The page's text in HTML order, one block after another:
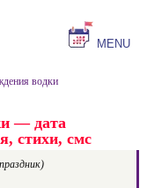
MENU
водки
— дата
стихи, смс